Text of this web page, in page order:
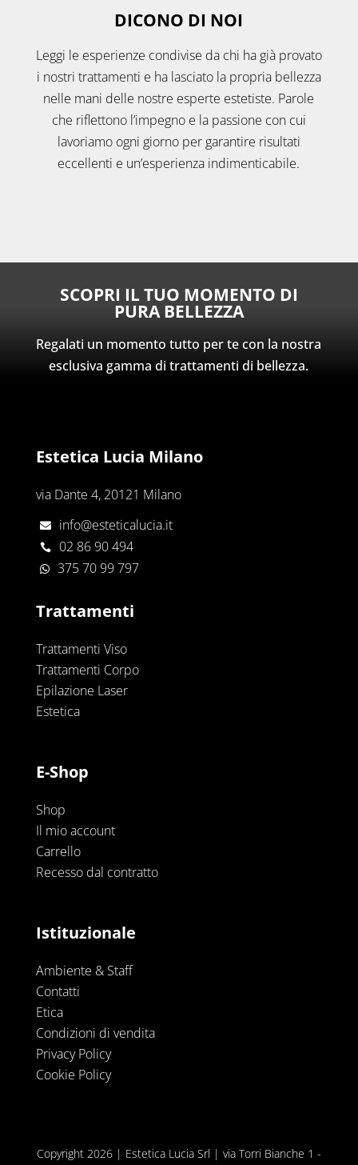
DICONO DI NOI
Leggi le esperienze condivise da chi ha già provato
i nostri trattamenti e ha lasciato la propria bellezza
nelle mani delle nostre esperte estetiste. Parole
che riflettono l’impegno e la passione con cui
lavoriamo ogni giorno per garantire risultati
eccellenti e un’esperienza indimenticabile.
SCOPRI IL TUO MOMENTO DI
PURA BELLEZZA
Regalati un momento tutto per te con la nostra
esclusiva gamma di trattamenti di bellezza.
Estetica Lucia Milano
via Dante 4, 20121 Milano
 info@esteticalucia.it
 02 86 90 494
 375 70 99 797
Trattamenti
Trattamenti Viso
Trattamenti Corpo
Epilazione Laser
Estetica
E-Shop
Shop
Il mio account
Carrello
Recesso dal contratto
Istituzionale
Ambiente & Staff
Contatti
Etica
Condizioni di vendita
Privacy Policy
Cookie Policy
Copyright 2026 | Estetica Lucia Srl | via Torri Bianche 1 -